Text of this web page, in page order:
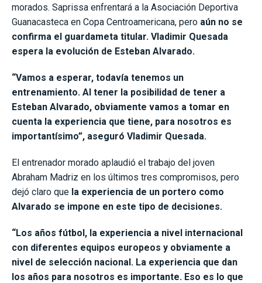
morados. Saprissa enfrentará a la Asociación Deportiva
Guanacasteca en Copa Centroamericana, pero aún no se
confirma el guardameta titular. Vladimir Quesada
espera la evolución de Esteban Alvarado.
“Vamos a esperar, todavía tenemos un
entrenamiento. Al tener la posibilidad de tener a
Esteban Alvarado, obviamente vamos a tomar en
cuenta la experiencia que tiene, para nosotros es
importantísimo”, aseguró Vladimir Quesada.
El entrenador morado aplaudió el trabajo del joven
Abraham Madriz en los últimos tres compromisos, pero
dejó claro que la experiencia de un portero como
Alvarado se impone en este tipo de decisiones.
“Los años fútbol, la experiencia a nivel internacional
con diferentes equipos europeos y obviamente a
nivel de selección nacional. La experiencia que dan
los años para nosotros es importante. Eso es lo que